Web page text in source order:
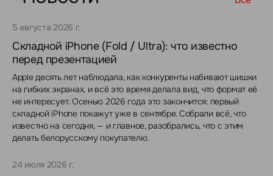
5 августа 2026 г.
Складной iPhone (Fold / Ultra): что известно
перед презентацией
Apple десять лет наблюдала, как конкуренты набивают шишки
на гибких экранах, и всё это время делала вид, что формат её
не интересует. Осенью 2026 года это закончится: первый
складной iPhone покажут уже в сентябре. Собрали всё, что
известно на сегодня, — и главное, разобрались, что с этим
делать белорусскому покупателю.
24 июля 2026 г.